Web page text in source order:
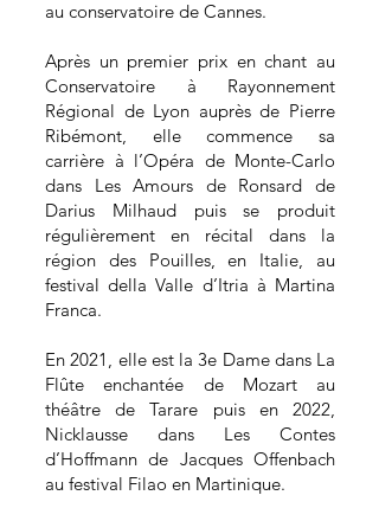
au conservatoire de Cannes.
Après un premier prix en chant au
Conservatoire à Rayonnement
Régional de Lyon auprès de Pierre
Ribémont, elle commence sa
carrière à l’Opéra de Monte-Carlo
dans Les Amours de Ronsard de
Darius Milhaud puis se produit
régulièrement en récital dans la
région des Pouilles, en Italie, au
festival della Valle d’Itria à Martina
Franca.
En 2021, elle est la 3e Dame dans La
Flûte enchantée de Mozart au
théâtre de Tarare puis en 2022,
Nicklausse dans Les Contes
d’Hoffmann de Jacques Offenbach
au festival Filao en Martinique.